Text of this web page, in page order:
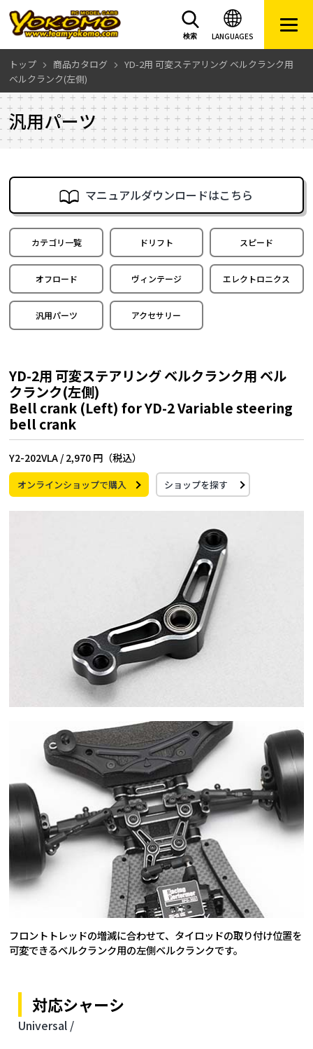
LANGUAGES
検索
トップ 商品カタログ
YD-2用 可変ステアリング ベルクランク用
ベルクランク(左側)
汎用パーツ
マニュアルダウンロードはこちら
カテゴリ一覧 ドリフト スピード
オフロード ヴィンテージ エレクトロニクス
汎用パーツ アクセサリー
YD-2用 可変ステアリング ベルクランク用 ベル
クランク(左側)
Bell crank (Left) for YD-2 Variable steering
bell crank
Y2-202VLA / 2,970 円（税込）
オンラインショップで購入 ショップを探す
フロントトレッドの増減に合わせて、タイロッドの取り付け位置を
可変できるベルクランク用の左側ベルクランクです。
対応シャーシ
Universal /